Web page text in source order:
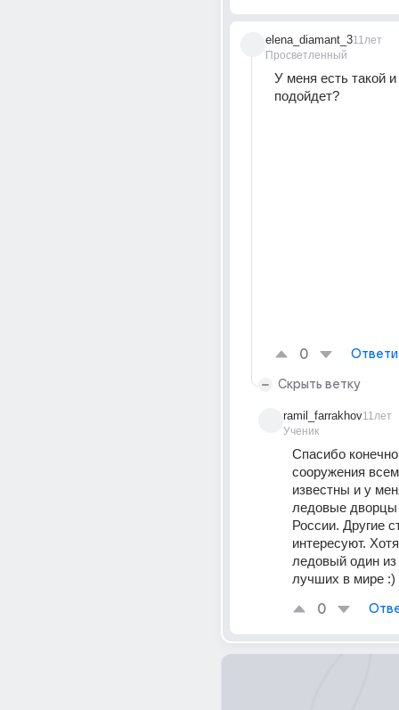
elena_diamant_3
Просветленный
11лет
У меня есть такой
подойдет?
0
Скрыть ветку
ramil_farrakhov
Ученик
11лет
Спасибо
сооружения
известны и у
ледовые дворцы
России. Другие
интересуют.
ледовый один
лучших в мире :)
0